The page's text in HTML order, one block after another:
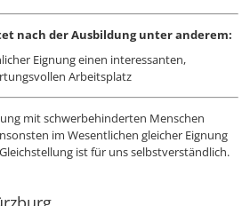
nach der Ausbildung unter anderem:
Eignung einen interessanten,
Arbeitsplatz
mit schwerbehinderten Menschen
im Wesentlichen gleicher Eignung
ist für uns selbstverständlich.